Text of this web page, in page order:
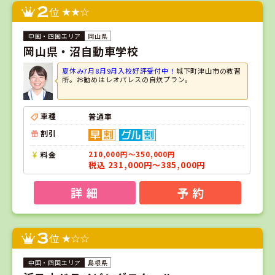
2位
岡山県
岡山県・沼自動車学校
夏休み7月8月9月入校好評受付中！ 城下町津山市の教習
所。お勧めはレオパレスの自炊プラン。
車種
普通車
割引
料金 210,000円～350,000円
税込 231,000円～385,000円
詳 細 予 約
3位
島根県